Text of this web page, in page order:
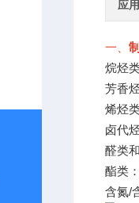
应
一、
烷烃
芳香
烯烃
卤代
醛类
酯类
含氮/